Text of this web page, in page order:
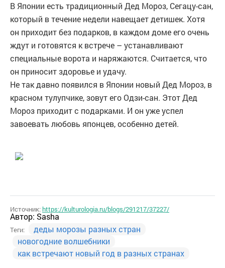
В Японии есть традиционный Дед Мороз, Сегацу-сан,
который в течение недели навещает детишек. Хотя
он приходит без подарков, в каждом доме его очень
ждут и готовятся к встрече – устанавливают
специальные ворота и наряжаются. Считается, что
он приносит здоровье и удачу.
Не так давно появился в Японии новый Дед Мороз, в
красном тулупчике, зовут его Одзи-сан. Этот Дед
Мороз приходит с подарками. И он уже успел
завоевать любовь японцев, особенно детей.
Источник: https://kulturologia.ru/blogs/291217/37227/
Автор: Sasha
Теги:
деды морозы разных стран
новогодние волшебники
как встречают новый год в разных странах